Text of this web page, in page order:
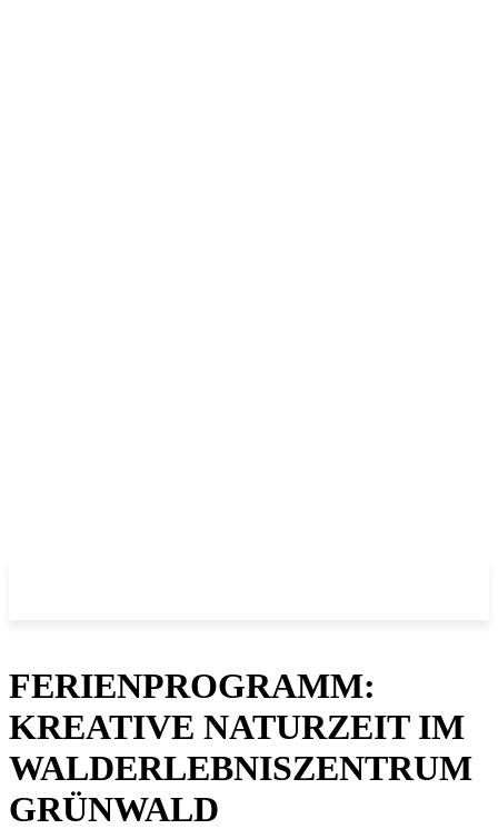
FERIENPROGRAMM:
KREATIVE NATURZEIT IM
WALDERLEBNISZENTRUM
GRÜNWALD